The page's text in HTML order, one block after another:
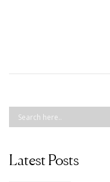
Latest Posts